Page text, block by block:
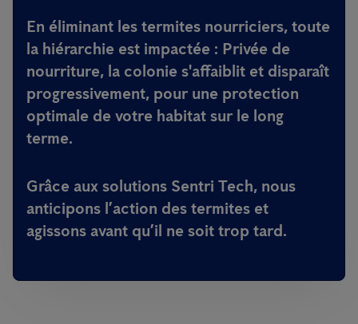
En éliminant les termites nourriciers, toute
la hiérarchie est impactée : Privée de
nourriture, la colonie s'affaiblit et disparaît
progressivement, pour une protection
optimale de votre habitat sur le long
terme.
Grâce aux solutions Sentri Tech, nous
anticipons l’action des termites et
agissons avant qu’il ne soit trop tard.